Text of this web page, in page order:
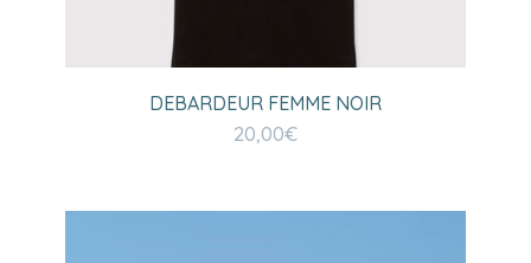
DEBARDEUR FEMME NOIR
20,00€